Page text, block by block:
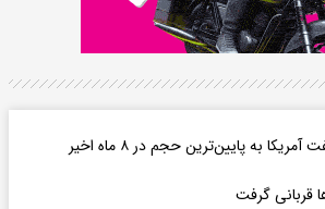
به پایین‌ترین حجم در ۸ ماه اخیر
قربانی گرفت